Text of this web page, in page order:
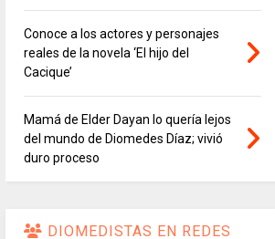
Conoce a los actores y personajes
reales de la novela ‘El hijo del
Cacique’
Mamá de Elder Dayan lo quería lejos
del mundo de Diomedes Díaz; vivió
duro proceso
DIOMEDISTAS EN REDES